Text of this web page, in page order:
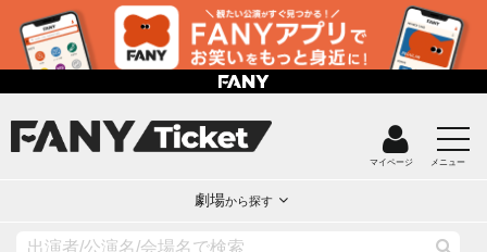
マイページ メニュー
劇場から探す